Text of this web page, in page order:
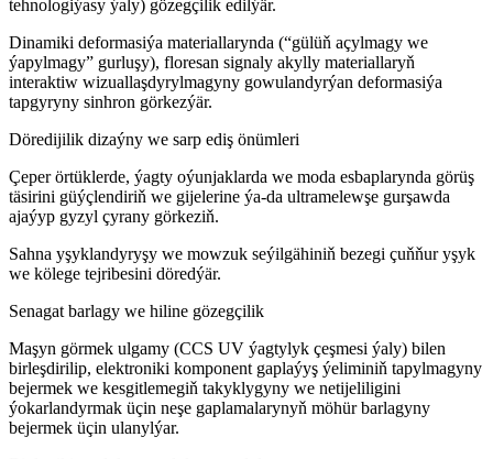
tehnologiýasy ýaly) gözegçilik edilýär.
Dinamiki deformasiýa materiallarynda (“gülüň açylmagy we
ýapylmagy” gurluşy), floresan signaly akylly materiallaryň
interaktiw wizuallaşdyrylmagyny gowulandyrýan deformasiýa
tapgyryny sinhron görkezýär.
Döredijilik dizaýny we sarp ediş önümleri
Çeper örtüklerde, ýagty oýunjaklarda we moda esbaplarynda görüş
täsirini güýçlendiriň we gijelerine ýa-da ultramelewşe gurşawda
ajaýyp gyzyl çyrany görkeziň.
Sahna yşyklandyryşy we mowzuk seýilgähiniň bezegi çuňňur yşyk
we kölege tejribesini döredýär.
Senagat barlagy we hiline gözegçilik
Maşyn görmek ulgamy (CCS UV ýagtylyk çeşmesi ýaly) bilen
birleşdirilip, elektroniki komponent gaplaýyş ýeliminiň tapylmagyny
bejermek we kesgitlemegiň takyklygyny we netijeliligini
ýokarlandyrmak üçin neşe gaplamalarynyň möhür barlagyny
bejermek üçin ulanylýar.